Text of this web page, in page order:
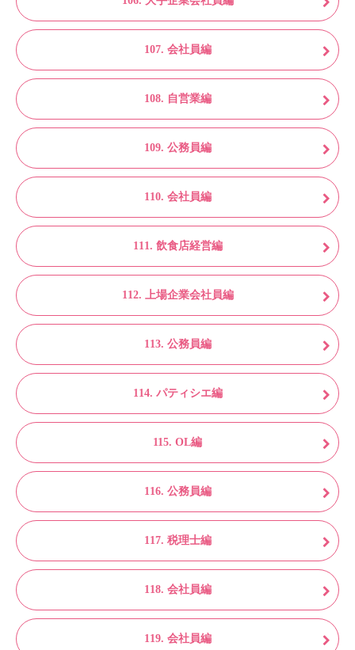
107. 会社員編
108. 自営業編
109. 公務員編
110. 会社員編
111. 飲食店経営編
112. 上場企業会社員編
113. 公務員編
114. パティシエ編
115. OL編
116. 公務員編
117. 税理士編
118. 会社員編
119. 会社員編